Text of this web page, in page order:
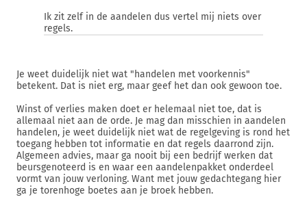
Ik zit zelf in de aandelen dus vertel mij niets over
regels.
Je weet duidelijk niet wat "handelen met voorkennis"
betekent. Dat is niet erg, maar geef het dan ook gewoon toe.
Winst of verlies maken doet er helemaal niet toe, dat is
allemaal niet aan de orde. Je mag dan misschien in aandelen
handelen, je weet duidelijk niet wat de regelgeving is rond het
toegang hebben tot informatie en dat regels daarrond zijn.
Algemeen advies, maar ga nooit bij een bedrijf werken dat
beursgenoteerd is en waar een aandelenpakket onderdeel
vormt van jouw verloning. Want met jouw gedachtegang hier
ga je torenhoge boetes aan je broek hebben.